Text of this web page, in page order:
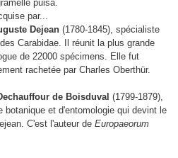
puisa.
par...
Dejean (1780-1845), spécialiste
Carabidae. Il réunit la plus grande
de 22000 spécimens. Elle fut
rachetée par Charles Oberthür.
de Boisduval (1799-1879),
botanique et d'entomologie qui devint le
C'est l'auteur de Europaeorum